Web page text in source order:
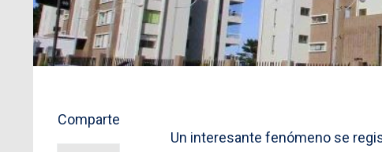
Comparte
Un interesante fenómeno se